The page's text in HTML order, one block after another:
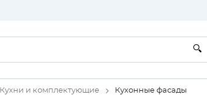
Кухни и комплектующие Кухонные фасады